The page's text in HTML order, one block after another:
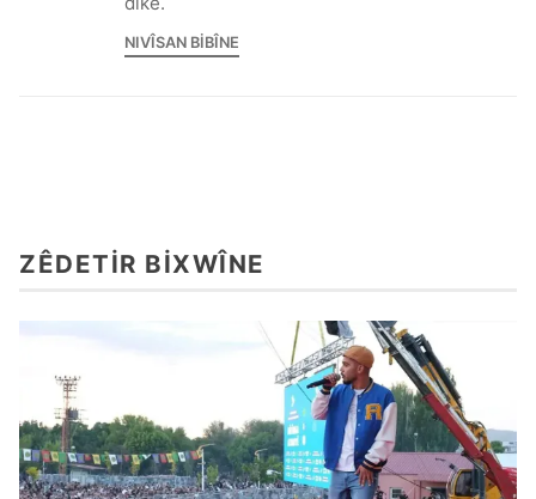
NIVÎSAN BIBÎNE
ZÊDETIR BIXWÎNE